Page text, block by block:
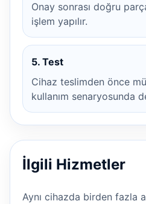
Onay sonrası doğru
işlem yapılır.
5. Test
Cihaz teslimden önce
kullanım senaryosunda
İlgili Hizmetler
Aynı cihazda birden fazla